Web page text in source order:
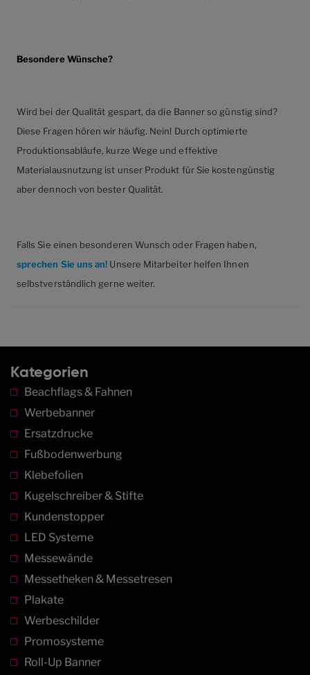
Besondere Wünsche?
Wird bei der Qualität gespart, da die Banner so günstig sind?
Diese Fragen hören wir häufig. Nein! Durch optimierte
Produktionsabläufe, kurze Wege und effektive
Materialausnutzung ist unser Produkt für Sie kostengünstig
aber dennoch von bester Qualität.
Falls Sie einen besonderen Wunsch oder Fragen haben,
sprechen Sie uns an! Unsere Mitarbeiter helfen Ihnen
selbstverständlich gerne weiter.
Kategorien
Beachflags & Fahnen
Werbebanner
Ersatzdrucke
Fußbodenwerbung
Klebefolien
Kugelschreiber & Stifte
Kundenstopper
LED Systeme
Messewände
Messetheken & Messetresen
Plakate
Werbeschilder
Promosysteme
Roll-Up Banner